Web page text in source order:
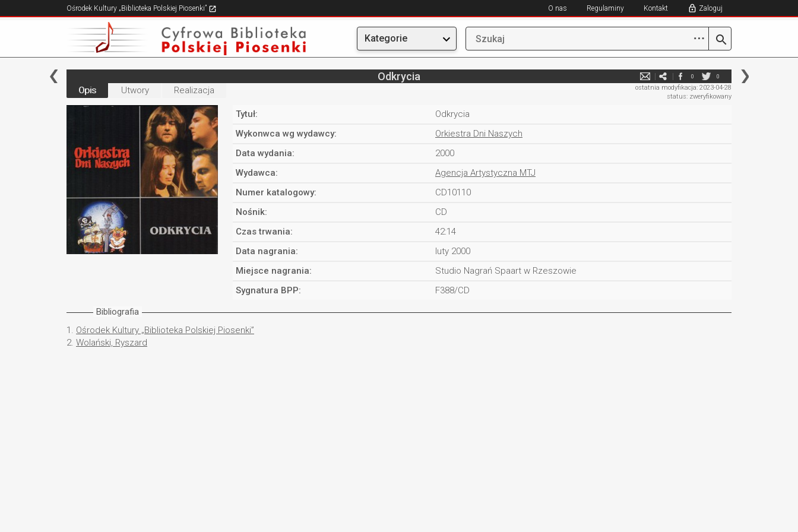
Ośrodek Kultury „Biblioteka Polskiej Piosenki” O nas Regulaminy Kontakt Zaloguj
Kategorie ⋯
Odkrycia 0 0
ostatnia modyfikacja: 2023-04-28
status: zweryfikowany
Opis Utwory Realizacja
Tytuł:
Odkrycia
Wykonwca wg wydawcy:
Orkiestra Dni Naszych
Data wydania:
2000
Wydawca:
Agencja Artystyczna MTJ
Numer katalogowy:
CD10110
Nośnik:
CD
Czas trwania:
42:14
Data nagrania:
luty 2000
Miejsce nagrania:
Studio Nagrań Spaart w Rzeszowie
Sygnatura BPP:
F388/CD
Bibliografia
1. Ośrodek Kultury „Biblioteka Polskiej Piosenki”
2. Wolański, Ryszard